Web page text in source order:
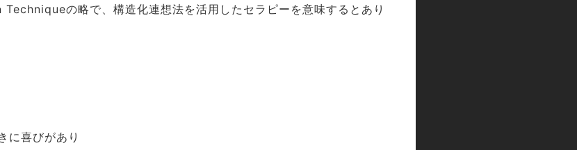
の略で、構造化連想法を活用したセラピーを意味するとあり
に喜びがあり